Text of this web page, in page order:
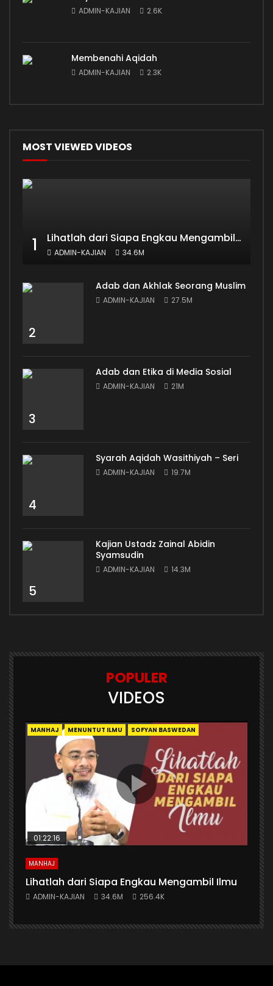
ADMIN-KAJIAN 2.6K
Membenahi Aqidah
ADMIN-KAJIAN 2.3K
MOST VIEWED VIDEOS
1 Lihatlah dari Siapa Engkau Mengambil Ilmu
ADMIN-KAJIAN 34.6M
2
Adab dan Akhlak Seorang Muslim
ADMIN-KAJIAN 27.5M
3
Adab dan Etika di Media Sosial
ADMIN-KAJIAN 21M
4
Syarah Aqidah Wasithiyah – Seri
ADMIN-KAJIAN 19.7M
5
Kajian Ustadz Zainal Abidin
Syamsudin
ADMIN-KAJIAN 14.3M
POPULER
VIDEOS
MANHAJ MENUNTUT ILMU SOFYAN BASWEDAN
01:22:16
MANHAJ
Lihatlah dari Siapa Engkau Mengambil Ilmu
ADMIN-KAJIAN 34.6M 256.4K